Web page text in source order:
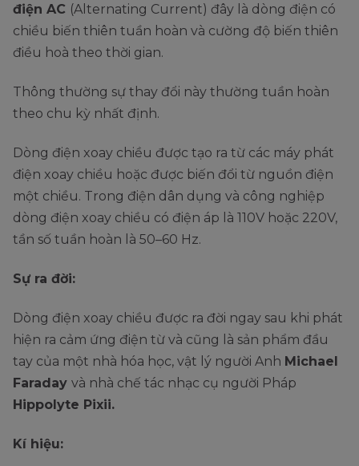
điện AC (Alternating Current) đây là dòng điện có
chiều biến thiên tuần hoàn và cường độ biến thiên
điều hoà theo thời gian.
Thông thường sự thay đổi này thường tuần hoàn
theo chu kỳ nhất định.
Dòng điện xoay chiều được tạo ra từ các máy phát
điện xoay chiều hoặc được biến đổi từ nguồn điện
một chiều. Trong điện dân dụng và công nghiệp
dòng điện xoay chiều có điện áp là 110V hoặc 220V,
tần số tuần hoàn là 50–60 Hz.
Sự ra đời:
Dòng điện xoay chiều được ra đời ngay sau khi phát
hiện ra cảm ứng điện từ và cũng là sản phẩm đầu
tay của một nhà hóa học, vật lý người Anh Michael
Faraday và nhà chế tác nhạc cụ người Pháp
Hippolyte Pixii.
Kí hiệu: